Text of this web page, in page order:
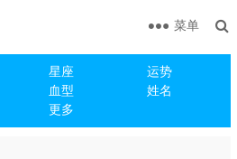
星座
运势
血型
姓名
更多
菜单